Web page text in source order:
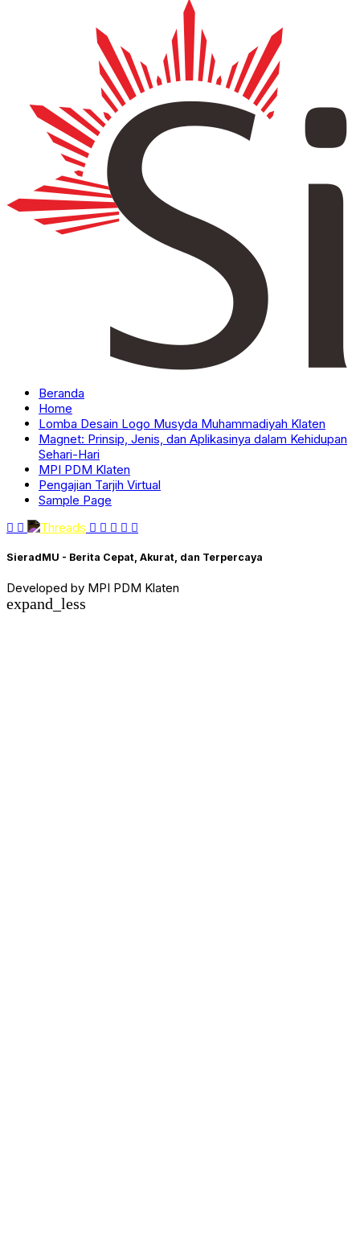
Beranda
Home
Lomba Desain Logo Musyda Muhammadiyah Klaten
Magnet: Prinsip, Jenis, dan Aplikasinya dalam Kehidupan
Sehari-Hari
MPI PDM Klaten
Pengajian Tarjih Virtual
Sample Page
SieradMU - Berita Cepat, Akurat, dan Terpercaya
Developed by MPI PDM Klaten
expand_less